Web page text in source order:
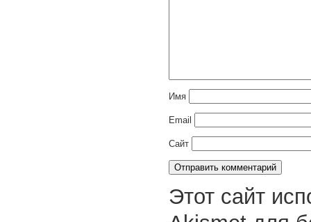
Имя
Email
Сайт
Этот сайт